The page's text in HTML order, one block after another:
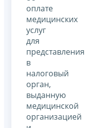
оплате
медицинских
услуг
для
представления
в
налоговый
орган,
выданную
медицинской
организацией